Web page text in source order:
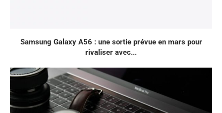
Samsung Galaxy A56 : une sortie prévue en mars pour
rivaliser avec...